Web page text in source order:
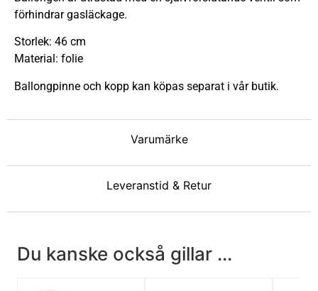
Varumärke
Leveranstid & Retur
förhindrar gasläckage.
Storlek: 46 cm
Material: folie
Ballongpinne och kopp kan köpas separat i vår butik.
Du kanske också gillar ...